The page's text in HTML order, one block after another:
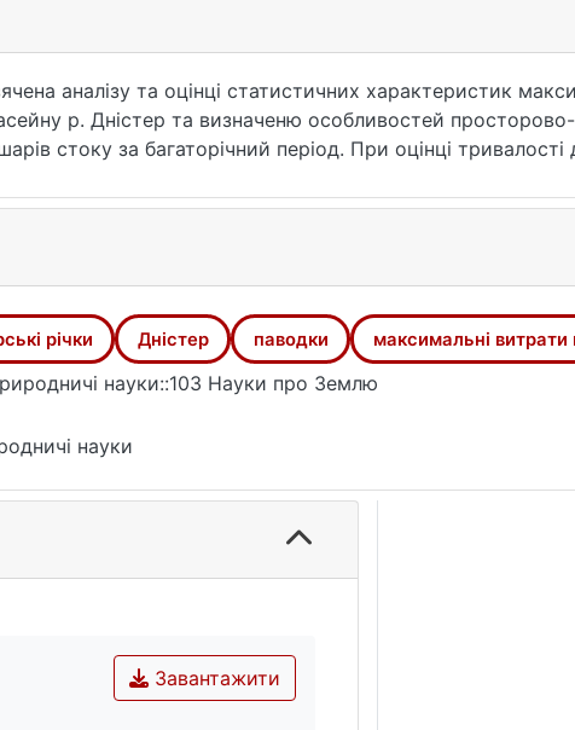
аналізу та оцінці статистичних характеристик
р. Дністер та визначеню особливостей
стоку за багаторічний період. При оцінці
має досить великий діапазон від 15 діб до 43 діб.
рівнів води 13.06 (предпаводкова витрата води 5,20
11.07 (230 м³/с).
ефективних стратегій управління паводковими
річки Дністер паводки максимальні витрати
науки::103 Науки про Землю
науки
Завантажити